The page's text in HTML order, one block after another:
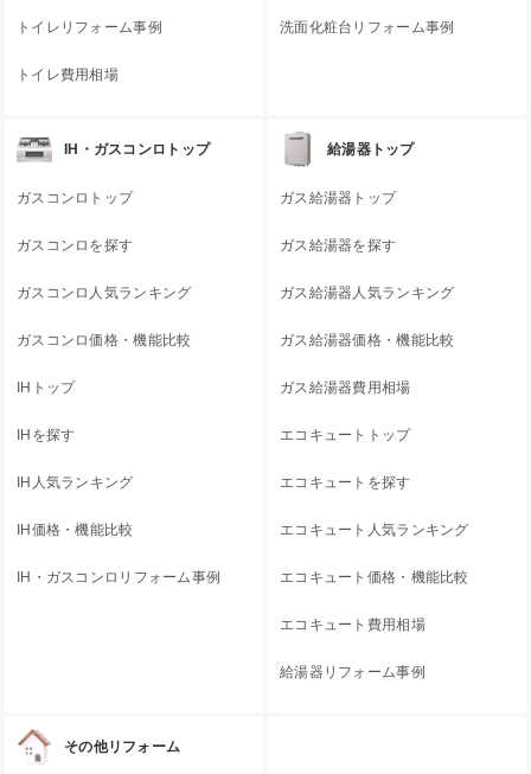
トイレリフォーム事例
トイレ費用相場
洗面化粧台リフォーム事例
IH・ガスコンロトップ
ガスコンロトップ
ガスコンロを探す
ガスコンロ人気ランキング
ガスコンロ価格・機能比較
IHトップ
IHを探す
IH人気ランキング
IH価格・機能比較
IH・ガスコンロリフォーム事例
給湯器トップ
ガス給湯器トップ
ガス給湯器を探す
ガス給湯器人気ランキング
ガス給湯器価格・機能比較
ガス給湯器費用相場
エコキュートトップ
エコキュートを探す
エコキュート人気ランキング
エコキュート価格・機能比較
エコキュート費用相場
給湯器リフォーム事例
その他リフォーム